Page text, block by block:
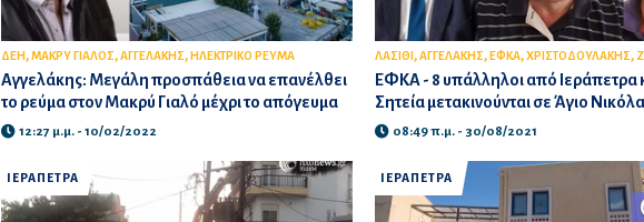
ΔΕΗ,ΜΑΚΡΥ ΓΙΑΛΟΣ,ΑΓΓΕΛΑΚΗΣ, ΗΛΕΚΤΡΙΚΟ ΡΕΥΜΑ
Αγγελάκης: Μεγάλη προσπάθεια να επανέλθει
το ρεύμα στον Μακρύ Γιαλό μέχρι το απόγευμα
12:27 μ.μ. - 10/02/2022
ΛΑΣΙΘΙ ,ΑΓΓΕΛΑΚΗΣ, ΕΦΚΑ,ΧΡΙΣΤΟΔΟΥΛΑΚΗΣ,
ΕΦΚΑ - 8 υπάλληλοι από Ιεράπετρα
Σητεία μετακινούνται σε Άγιο
08:49 π.μ. - 30/08/2021
ΙΕΡΑΠΕΤΡΑ ΙΕΡΑΠΕΤΡΑ